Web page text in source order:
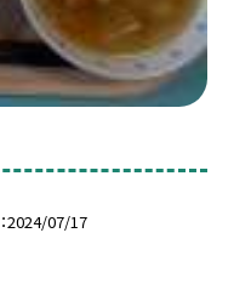
2024/07/17